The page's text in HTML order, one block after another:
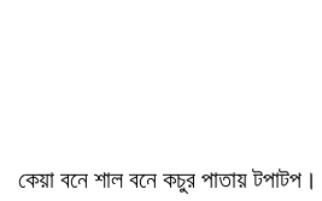
কেয়া বনে শাল বনে কচুর পাতায় টপাটপ।